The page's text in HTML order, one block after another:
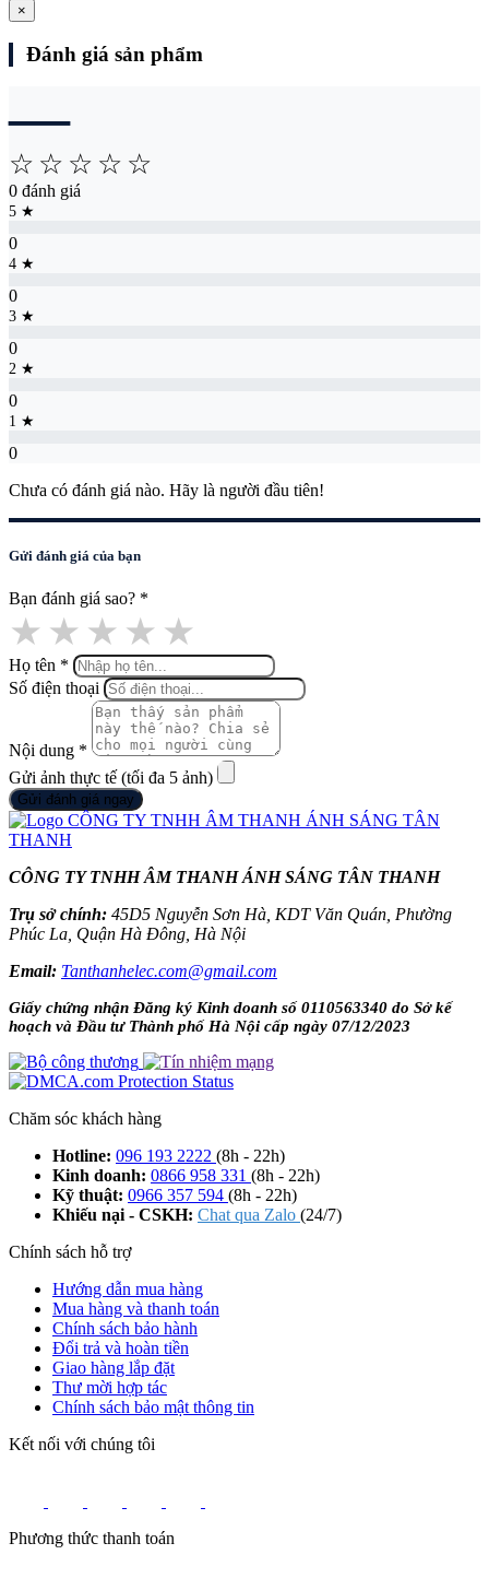
×
Đánh giá sản phẩm
―
☆ ☆ ☆ ☆ ☆
0 đánh giá
5 ★
0
4 ★
0
3 ★
0
2 ★
0
1 ★
0
Chưa có đánh giá nào. Hãy là người đầu tiên!
Gửi đánh giá của bạn
Bạn đánh giá sao? *
★ ★ ★ ★ ★
Họ tên *
Số điện thoại
Nội dung *
Gửi ảnh thực tế (tối đa 5 ảnh)
Gửi đánh giá ngay
CÔNG TY TNHH ÂM THANH ÁNH SÁNG TÂN THANH
Trụ sở chính: 45D5 Nguyễn Sơn Hà, KDT Văn Quán, Phường
Phúc La, Quận Hà Đông, Hà Nội
Email: Tanthanhelec.com@gmail.com
Giấy chứng nhận Đăng ký Kinh doanh số 0110563340 do Sở kế
hoạch và Đầu tư Thành phố Hà Nội cấp ngày 07/12/2023
Chăm sóc khách hàng
Hotline: 096 193 2222 (8h - 22h)
Kinh doanh: 0866 958 331 (8h - 22h)
Kỹ thuật: 0966 357 594 (8h - 22h)
Khiếu nại - CSKH: Chat qua Zalo (24/7)
Chính sách hỗ trợ
Hướng dẫn mua hàng
Mua hàng và thanh toán
Chính sách bảo hành
Đổi trả và hoàn tiền
Giao hàng lắp đặt
Thư mời hợp tác
Chính sách bảo mật thông tin
Kết nối với chúng tôi
Phương thức thanh toán